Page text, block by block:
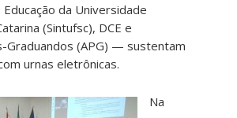
da Universidade
(Sintufsc), DCE e
Graduandos (APG) — sustentam
urnas eletrônicas.
Na